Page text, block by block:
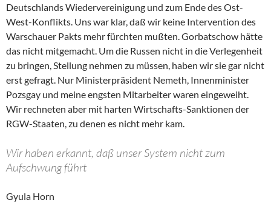
Deutschlands Wiedervereinigung und zum Ende des Ost-
West-Konflikts. Uns war klar, daß wir keine Intervention des
Warschauer Pakts mehr fürchten mußten. Gorbatschow hätte
das nicht mitgemacht. Um die Russen nicht in die Verlegenheit
zu bringen, Stellung nehmen zu müssen, haben wir sie gar nicht
erst gefragt. Nur Ministerpräsident Nemeth, Innenminister
Pozsgay und meine engsten Mitarbeiter waren eingeweiht.
Wir rechneten aber mit harten Wirtschafts-Sanktionen der
RGW-Staaten, zu denen es nicht mehr kam.
Wir haben erkannt, daß unser System nicht zum
Aufschwung führt
Gyula Horn